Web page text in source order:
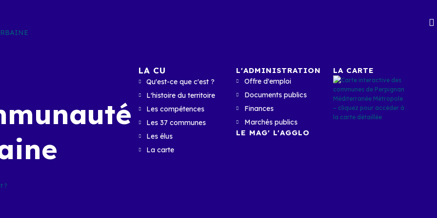
LA CU
Qu'est-ce que c'est ?
L'histoire du territoire
Les compétences
Les 37 communes
Les élus
La carte
L'ADMINISTRATION
Offre d'emploi
Documents publics
Finances
Marchés publics
LE MAG' L'AGGLO
LA CARTE
?